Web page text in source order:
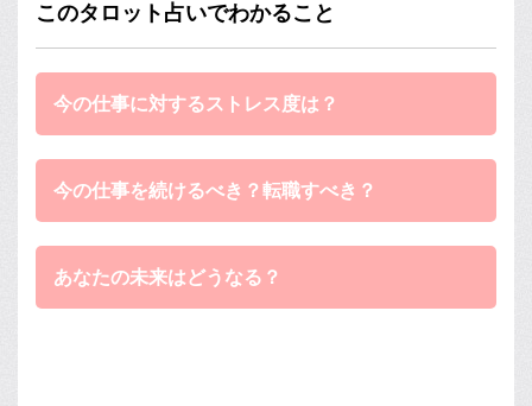
このタロット占いでわかること
今の仕事に対するストレス度は？
今の仕事を続けるべき？転職すべき？
あなたの未来はどうなる？